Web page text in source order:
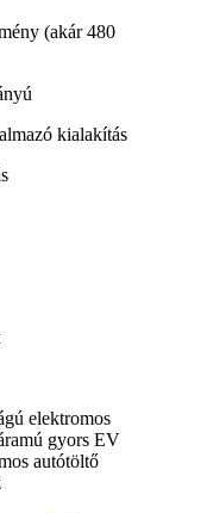
(akár 480
kialakítás